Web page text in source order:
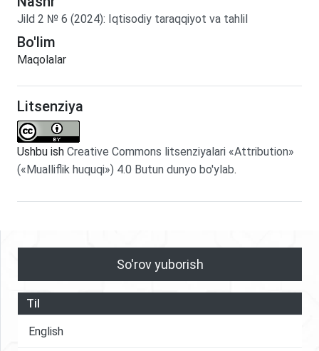
Jild 2 № 6 (2024): Iqtisodiy taraqqiyot va tahlil
Bo'lim
Maqolalar
Litsenziya
Ushbu ish Creative Commons litsenziyalari «Attribution»
(«Mualliflik huquqi») 4.0 Butun dunyo bo'ylab.
So'rov yuborish
Til
English